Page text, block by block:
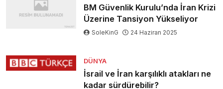
BM Güvenlik Kurulu’nda İran Krizi
Üzerine Tansiyon Yükseliyor
SoleKinG 24 Haziran 2025
DÜNYA
İsrail ve İran karşılıklı atakları ne
kadar sürdürebilir?